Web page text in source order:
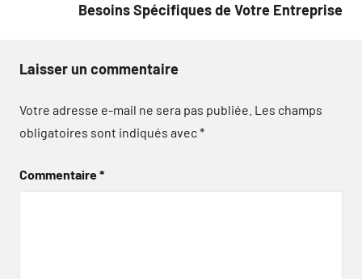
Besoins Spécifiques de Votre Entreprise
Laisser un commentaire
Votre adresse e-mail ne sera pas publiée. Les champs
obligatoires sont indiqués avec*
Commentaire*